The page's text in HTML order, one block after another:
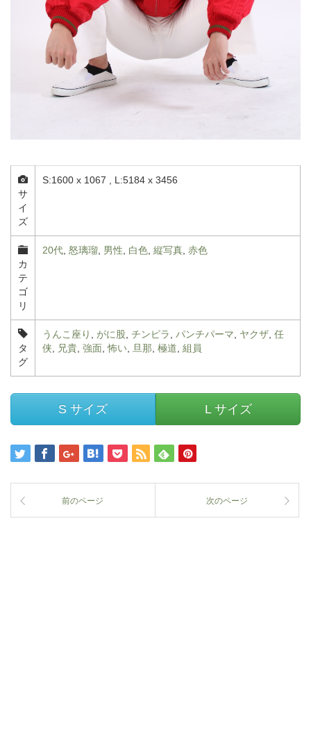
サ
イ
ズ
S:1600 x 1067 , L:5184 x 3456
カ
テ
ゴ
リ
20代 怒璃瑠 男性 白色 縦写真 赤色
タ
グ
うんこ座り がに股 チンピラ パンチパーマ ヤクザ 任
侠
兄貴 強面 ,怖い 旦那 極道 組員
S サイズ L サイズ
前のページ 次のページ